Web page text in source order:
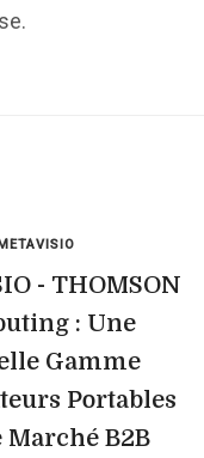
- THOMSON
: Une
Gamme
Portables
Marché B2B